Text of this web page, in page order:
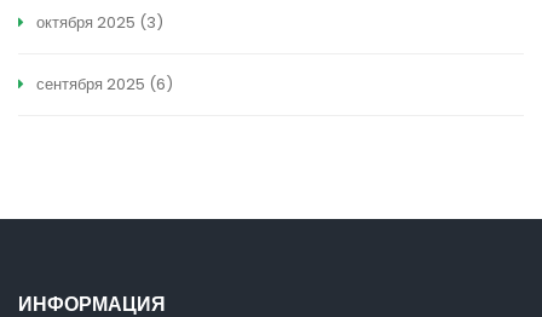
октября 2025 (3)
сентября 2025 (6)
ИНФОРМАЦИЯ